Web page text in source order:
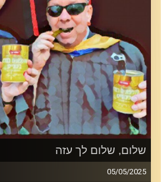
שלום, שלום לך עזה
05/05/2025